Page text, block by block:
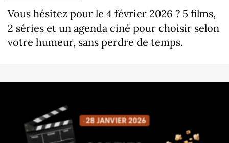
Vous hésitez pour le 4 février 2026 ? 5 films,
2 séries et un agenda ciné pour choisir selon
votre humeur, sans perdre de temps.